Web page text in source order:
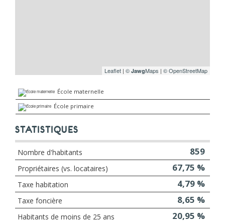
Leaflet | © JawgMaps | © OpenStreetMap
École maternelle
École primaire
STATISTIQUES
Nombre d'habitants 859
Propriétaires (vs. locataires) 67,75 %
Taxe habitation 4,79 %
Taxe foncière 8,65 %
Habitants de moins de 25 ans 20,95 %